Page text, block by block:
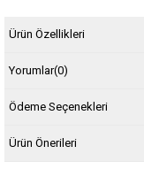
Ürün Özellikleri
Yorumlar(0)
Ödeme Seçenekleri
Ürün Önerileri